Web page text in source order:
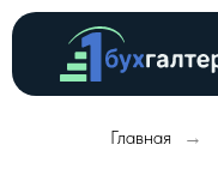
Главная →